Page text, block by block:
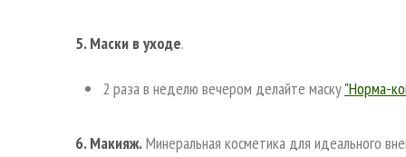
5. Маски в уходе.
2 раза в неделю вечером делайте маску"Норма-
6. Макияж.Минеральная косметика для идеального